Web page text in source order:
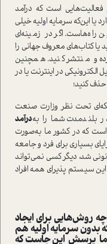
فعالیت‌هایی ا‌ست که در‌آمد
یا این‌که سرمایه اولیه خیلی
راه‌ها‌ست. اگر در زمینه‌ای
یا کتاب‌های معروف جهانی را
و منتشر کنید. همچنین
الکترونیکی در اینترنت یا در
کنید؛
تحت نظر وزارت صنعت
بلند‌مدت شما را به‌در‌آمد
این روش نیز حدود 3سال ا‌ست که در کشور ما به‌صورت
بسیاری برای فرد و جامعه
شد، دیگر کسی نمی‌تواند
سیستم پذیرای همه‌ افراد
چه روش‌هایی برای ایجاد
بدون سرمایه اولیه هم
پرسش این‌جا‌ست که